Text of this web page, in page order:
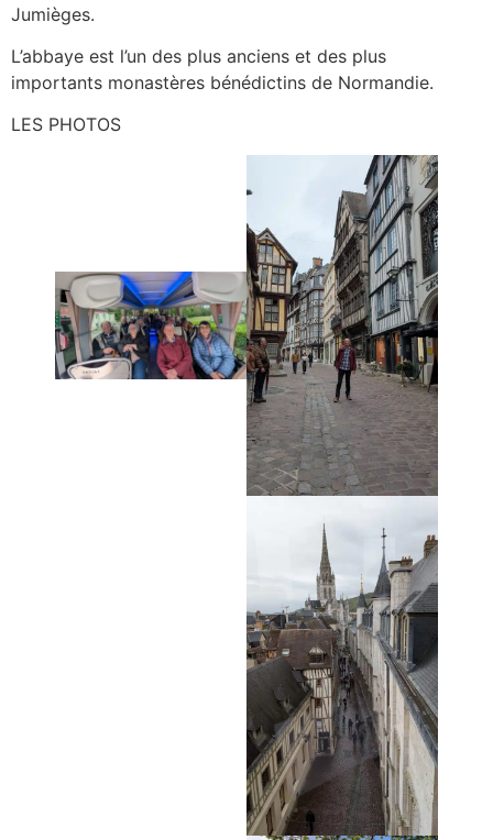
Jumièges.
L’abbaye est l’un des plus anciens et des plus
importants monastères bénédictins de Normandie.
LES PHOTOS